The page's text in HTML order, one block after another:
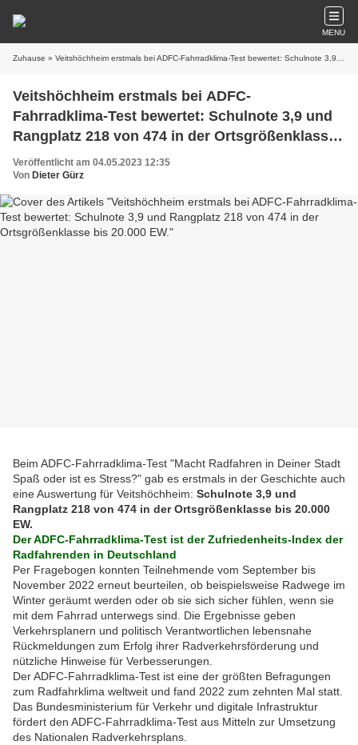
MENU
Zuhause » Veitshöchheim erstmals bei ADFC-Fahrradklima-Test bewertet: Schulnote 3,9 und Rangplatz 218 von 474 in der Ortsgrößenklasse bis 20.000 EW.
Veitshöchheim erstmals bei ADFC-
Fahrradklima-Test bewertet: Schulnote 3,9 und
Rangplatz 218 von 474 in der Ortsgrößenklasse
bis 20.000 EW.
Veröffentlicht am 04.05.2023 12:35
Von Dieter Gürz
Beim ADFC-Fahrradklima-Test "Macht Radfahren in Deiner Stadt
Spaß oder ist es Stress?" gab es erstmals in der Geschichte auch
eine Auswertung für Veitshöchheim: Schulnote 3,9 und
Rangplatz 218 von 474 in der Ortsgrößenklasse bis 20.000
EW.
Der ADFC-Fahrradklima-Test ist der Zufriedenheits-Index der
Radfahrenden in Deutschland
Per Fragebogen konnten Teilnehmende vom September bis
November 2022 erneut beurteilen, ob beispielsweise Radwege im
Winter geräumt werden oder ob sie sich sicher fühlen, wenn sie
mit dem Fahrrad unterwegs sind. Die Ergebnisse geben
Verkehrsplanern und politisch Verantwortlichen lebensnahe
Rückmeldungen zum Erfolg ihrer Radverkehrsförderung und
nützliche Hinweise für Verbesserungen.
Der ADFC-Fahrradklima-Test ist eine der größten Befragungen
zum Radfahrklima weltweit und fand 2022 zum zehnten Mal statt.
Das Bundesministerium für Verkehr und digitale Infrastruktur
fördert den ADFC-Fahrradklima-Test aus Mitteln zur Umsetzung
des Nationalen Radverkehrsplans.